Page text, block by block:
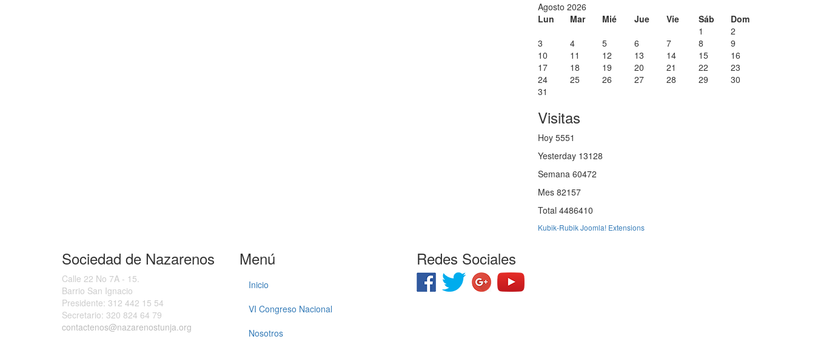
Agosto 2026
Lun
Mar Mié Jue Vie Sáb
Dom
1
2
3
4 5 6 7 8
9
10
11 12 13 14 15
16
17
18 19 20 21 22
23
24
25 26 27 28 29
30
31
Visitas
Hoy 5551
Yesterday 13128
Semana 60472
Mes 82157
Total 4486410
Kubik-Rubik Joomla! Extensions
Sociedad de Nazarenos
Calle 22 No 7A - 15.
Barrio San Ignacio
Presidente: 312 442 15 54
Secretario: 320 824 64 79
contactenos@nazarenostunja.org
Menú
Inicio
VI Congreso Nacional
Nosotros
Redes Sociales